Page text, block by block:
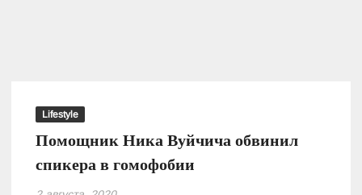
Lifestyle
Помощник Ника Вуйчича обвинил
спикера в гомофобии